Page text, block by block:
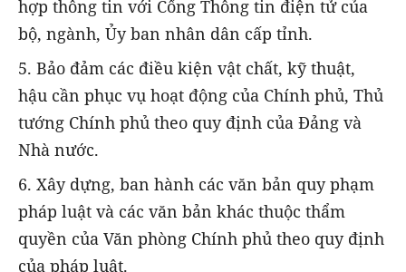
hợp thông tin với Cổng Thông tin điện tử của
bộ, ngành, Ủy ban nhân dân cấp tỉnh.
5. Bảo đảm các điều kiện vật chất, kỹ thuật,
hậu cần phục vụ hoạt động của Chính phủ, Thủ
tướng Chính phủ theo quy định của Đảng và
Nhà nước.
6. Xây dựng, ban hành các văn bản quy phạm
pháp luật và các văn bản khác thuộc thẩm
quyền của Văn phòng Chính phủ theo quy định
của pháp luật.